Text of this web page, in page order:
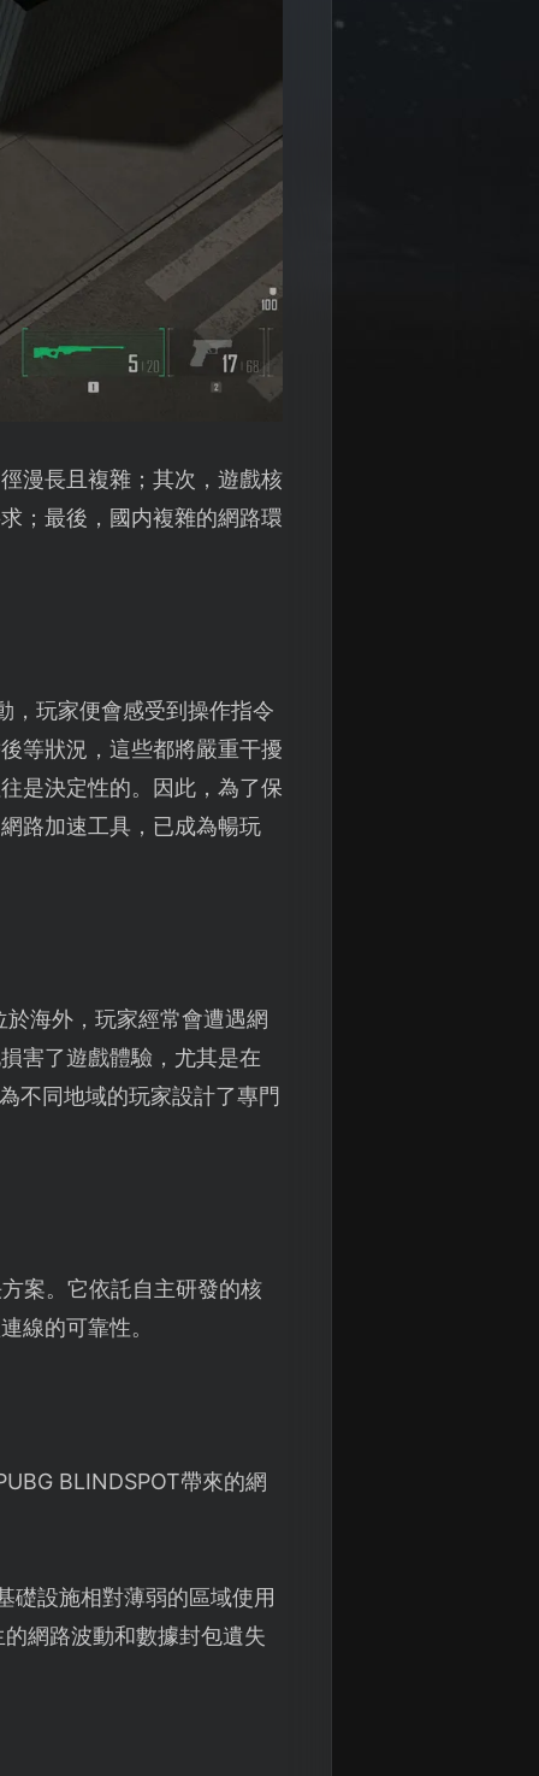
漫長且複雜；其次，遊戲核
；最後，國内複雜的網路環
，玩家便會感受到操作指令
等狀況，這些都將嚴重干擾
是決定性的。因此，為了保
路加速工具，已成為暢玩
海外，玩家經常會遭遇網
害了遊戲體驗，尤其是在
不同地域的玩家設計了專門
案。它依託自主研發的核
線的可靠性。
BLINDSPOT帶來的網
礎設施相對薄弱的區域使用
網路波動和數據封包遺失